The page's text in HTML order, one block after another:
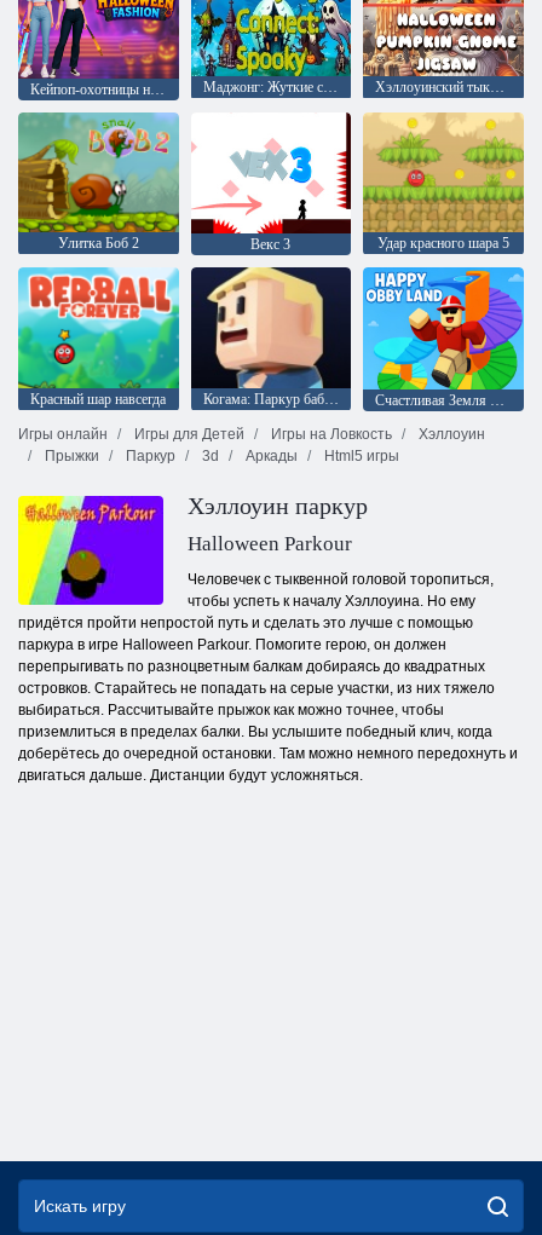
Маджонг: Жуткие соединения Хэллоуинский тыквенный гном Пазл
Улитка Боб 2 Векс 3 Удар красного шара 5
Красный шар навсегда Когама: Паркур бабули
Счастливая Земля Обби
Игры онлайн
Игры для Детей Игры на Ловкость
Хэллоуин
Прыжки
Паркур 3d Аркады Html5 игры
Хэллоуин паркур
Halloween Parkour
Человечек с тыквенной головой торопиться,
чтобы успеть к началу Хэллоуина. Но ему
придётся пройти непростой путь и сделать это лучше с помощью
паркура в игре Halloween Parkour. Помогите герою, он должен
перепрыгивать по разноцветным балкам добираясь до квадратных
островков. Старайтесь не попадать на серые участки, из них тяжело
выбираться. Рассчитывайте прыжок как можно точнее, чтобы
приземлиться в пределах балки. Вы услышите победный клич, когда
доберётесь до очередной остановки. Там можно немного передохнуть и
двигаться дальше. Дистанции будут усложняться.